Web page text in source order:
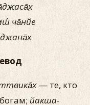
ча̄нйе
— те, кто
йакша-